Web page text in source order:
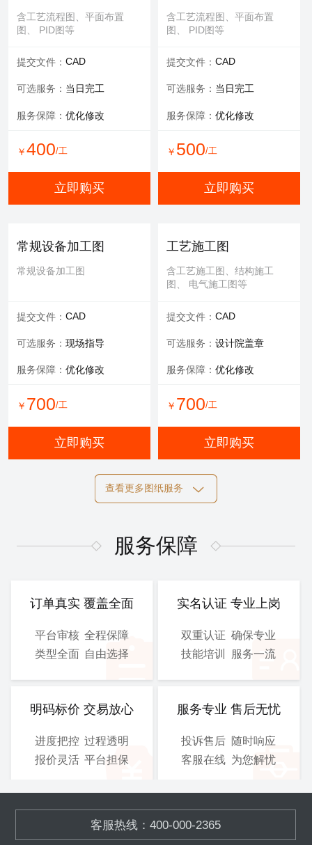
立即购买
服务保障：提供方案优化
立即购买
环评报告
适用于环评、清洁生产、验
收报告、入河排污口论证报
可选服务： 专家评审
服务内容：报告书、报告表
立即购买
含工艺流程图、平面布置
图、 PID图等
提交文件： CAD
可选服务： 当日完工
服务保障： 优化修改
￥400/工
立即购买
含工艺流程图、平面布置
图、 PID图等
提交文件： CAD
可选服务： 当日完工
服务保障： 优化修改
￥ 500/工
立即购买
常规设备加工图
常规设备加工图
提交文件： CAD
可选服务： 现场指导
服务保障： 优化修改
￥ 700/工
立即购买
工艺施工图
含工艺施工图、结构施工
图、 电气施工图等
提交文件： CAD
可选服务： 设计院盖章
服务保障： 优化修改
￥ 700/工
立即购买
图、 电气施工图等
可选服务：设计院盖章
800/工
电气施工图
图、 电气施工图等
可选服务：设计院盖章
900/工
总施工图
图、 电气施工图等
3D图
备,OEM加工
提交文件：SOLIDWORKS
查看更多图纸服务
服务保障
订单真实 覆盖全面
平台审核 全程保障
类型全面 自由选择
实名认证 专业上岗
双重认证 确保专业
技能培训
服务一流
明码标价 交易放心
进度把控 过程透明
报价灵活 平台担保
服务专业 售后无忧
投诉售后 随时响应
客服在线 为您解忧
客服热线：400-000-2365